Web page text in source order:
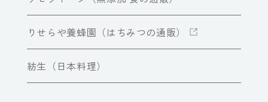
りせらや養蜂園（はちみつの通販）
紡生（日本料理）